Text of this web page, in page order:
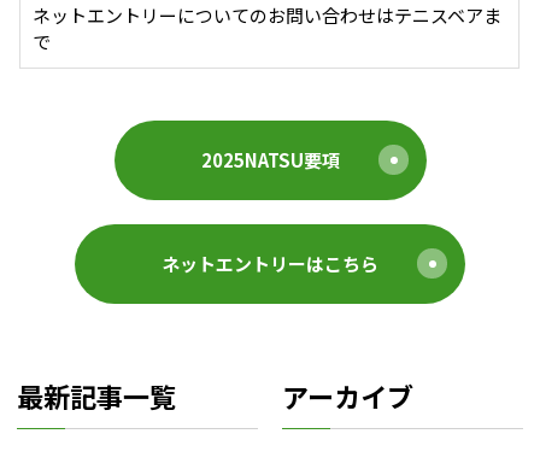
ネットエントリーについてのお問い合わせはテニスベアま
で
2025NATSU要項
ネットエントリーはこちら
最新記事一覧 アーカイブ